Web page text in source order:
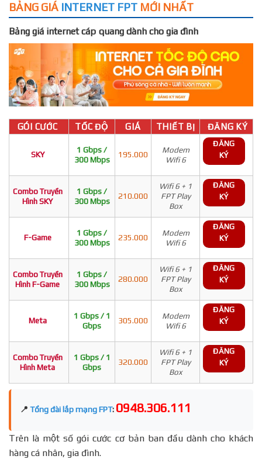
BẢNG GIÁ INTERNET FPT MỚI NHẤT
Bảng giá internet cáp quang dành cho gia đình
GÓI CƯỚC TỐC ĐỘ GIÁ THIẾT BỊ ĐĂNG KÝ
SKY
1 Gbps /
300 Mbps
195.000
Modem
Wifi 6
ĐĂNG
KÝ
Combo Truyền
Hình SKY
1 Gbps /
300 Mbps
210.000
Wifi 6 + 1
FPT Play
Box
ĐĂNG
KÝ
F-Game
1 Gbps /
300 Mbps
235.000
Modem
Wifi 6
ĐĂNG
KÝ
Combo Truyền
Hình F-Game
1 Gbps /
300 Mbps
280.000
Wifi 6 + 1
FPT Play
Box
ĐĂNG
KÝ
Meta
1 Gbps / 1
Gbps
305.000
Modem
Wifi 6
ĐĂNG
KÝ
Combo Truyền
Hình Meta
1 Gbps / 1
Gbps
320.000
Wifi 6 + 1
FPT Play
Box
ĐĂNG
KÝ
📍 Tổng đài lắp mạng FPT: 0948.306.111
Trên là một số gói cước cơ bản ban đầu dành cho khách
hàng cá nhân, gia đình.